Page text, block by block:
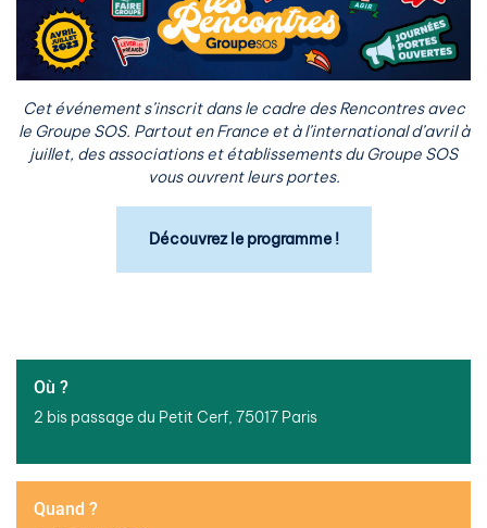
Cet événement s’inscrit dans le cadre des Rencontres avec
le Groupe SOS. Partout en France et à l’international d’avril à
juillet, des associations et établissements du Groupe SOS
vous ouvrent leurs portes.
Découvrez le programme !
Où ?
2 bis passage du Petit Cerf, 75017 Paris
Quand ?